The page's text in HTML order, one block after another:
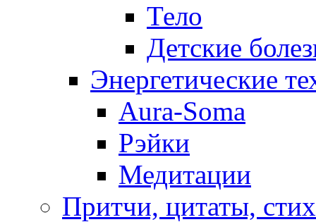
Тело
Детские
Энергетические
Aura-Soma
Рэйки
Медитации
Притчи, цитаты,